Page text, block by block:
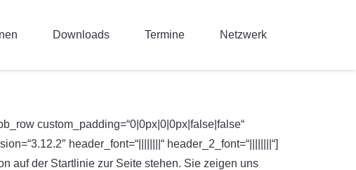
Downloads Termine Netzwerk
custom_padding=“0|0px|0|0px|false|false“
header_font=“||||||||“ header_2_font=“||||||||“]
auf der Startlinie zur Seite stehen. Sie zeigen uns